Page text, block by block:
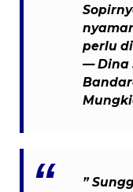
perlu
—Dina
”